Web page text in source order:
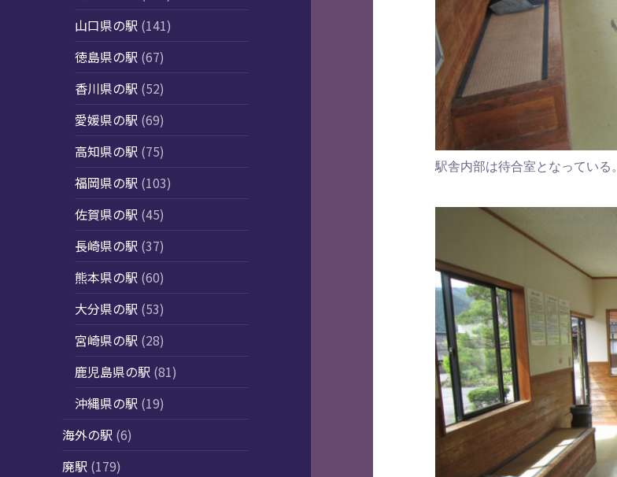
山口県の駅 (141)
徳島県の駅 (67)
香川県の駅 (52)
愛媛県の駅 (69)
高知県の駅 (75)
福岡県の駅 (103)
佐賀県の駅 (45)
長崎県の駅 (37)
熊本県の駅 (60)
大分県の駅 (53)
宮崎県の駅 (28)
鹿児島県の駅 (81)
沖縄県の駅 (19)
海外の駅 (6)
廃駅 (179)
駅舎内部は待合室となっている。